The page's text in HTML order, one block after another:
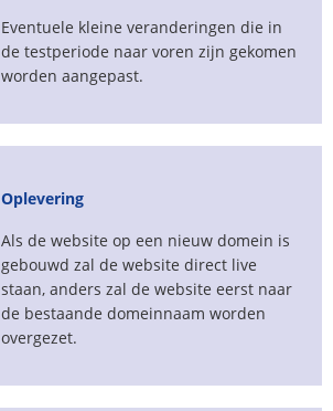
Eventuele kleine veranderingen die in
de testperiode naar voren zijn gekomen
worden aangepast.
Oplevering
Als de website op een nieuw domein is
gebouwd zal de website direct live
staan, anders zal de website eerst naar
de bestaande domeinnaam worden
overgezet.